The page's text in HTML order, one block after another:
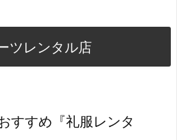
ツレンタル店
すすめ『礼服レンタ